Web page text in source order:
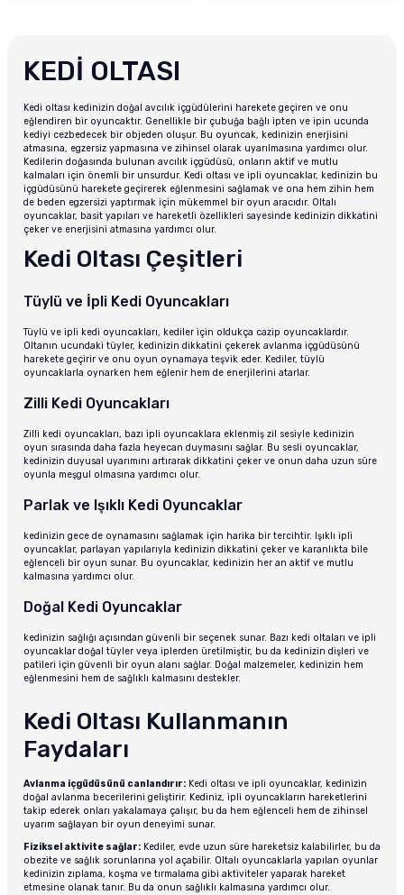
KEDİ OLTASI
Kedi oltası kedinizin doğal avcılık içgüdülerini harekete geçiren ve onu
eğlendiren bir oyuncaktır. Genellikle bir çubuğa bağlı ipten ve ipin ucunda
kediyi cezbedecek bir objeden oluşur. Bu oyuncak, kedinizin enerjisini
atmasına, egzersiz yapmasına ve zihinsel olarak uyarılmasına yardımcı olur.
Kedilerin doğasında bulunan avcılık içgüdüsü, onların aktif ve mutlu
kalmaları için önemli bir unsurdur. Kedi oltası ve ipli oyuncaklar, kedinizin bu
içgüdüsünü harekete geçirerek eğlenmesini sağlamak ve ona hem zihin hem
de beden egzersizi yaptırmak için mükemmel bir oyun aracıdır. Oltalı
oyuncaklar, basit yapıları ve hareketli özellikleri sayesinde kedinizin dikkatini
çeker ve enerjisini atmasına yardımcı olur.
Kedi Oltası Çeşitleri
Tüylü ve İpli Kedi Oyuncakları
Tüylü ve ipli kedi oyuncakları, kediler için oldukça cazip oyuncaklardır.
Oltanın ucundaki tüyler, kedinizin dikkatini çekerek avlanma içgüdüsünü
harekete geçirir ve onu oyun oynamaya teşvik eder. Kediler, tüylü
oyuncaklarla oynarken hem eğlenir hem de enerjilerini atarlar.
Zilli Kedi Oyuncakları
Zilli kedi oyuncakları, bazı ipli oyuncaklara eklenmiş zil sesiyle kedinizin
oyun sırasında daha fazla heyecan duymasını sağlar. Bu sesli oyuncaklar,
kedinizin duyusal uyarımını artırarak dikkatini çeker ve onun daha uzun süre
oyunla meşgul olmasına yardımcı olur.
Parlak ve Işıklı Kedi Oyuncaklar
kedinizin gece de oynamasını sağlamak için harika bir tercihtir. Işıklı ipli
oyuncaklar, parlayan yapılarıyla kedinizin dikkatini çeker ve karanlıkta bile
eğlenceli bir oyun sunar. Bu oyuncaklar, kedinizin her an aktif ve mutlu
kalmasına yardımcı olur.
Doğal Kedi Oyuncaklar
kedinizin sağlığı açısından güvenli bir seçenek sunar. Bazı kedi oltaları ve ipli
oyuncaklar doğal tüyler veya iplerden üretilmiştir, bu da kedinizin dişleri ve
patileri için güvenli bir oyun alanı sağlar. Doğal malzemeler, kedinizin hem
eğlenmesini hem de sağlıklı kalmasını destekler.
Kedi Oltası Kullanmanın
Faydaları
Avlanma içgüdüsünü canlandırır: Kedi oltası ve ipli oyuncaklar, kedinizin
doğal avlanma becerilerini geliştirir. Kediniz, ipli oyuncakların hareketlerini
takip ederek onları yakalamaya çalışır, bu da hem eğlenceli hem de zihinsel
uyarım sağlayan bir oyun deneyimi sunar.
Fiziksel aktivite sağlar: Kediler, evde uzun süre hareketsiz kalabilirler, bu da
obezite ve sağlık sorunlarına yol açabilir. Oltalı oyuncaklarla yapılan oyunlar
kedinizin zıplama, koşma ve tırmalama gibi aktiviteler yaparak hareket
etmesine olanak tanır. Bu da onun sağlıklı kalmasına yardımcı olur.